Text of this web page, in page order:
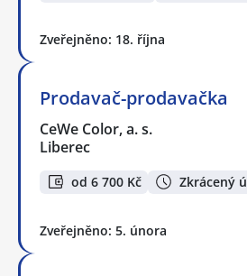
Zveřejněno: 18. října
Prodavač-prodavačka
CeWe Color, a. s.
Liberec
od 6 700 Kč Zkrácený
Zveřejněno: 5. února